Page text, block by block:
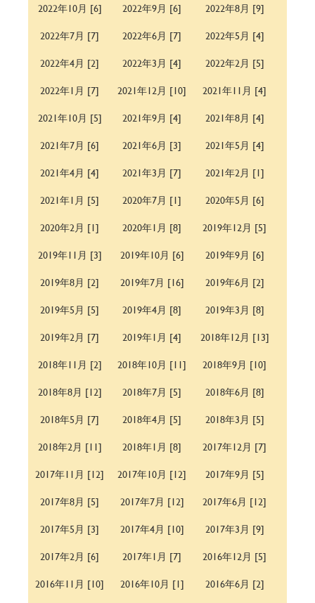
2022年10月 [6]
2022年9月 [6]
2022年8月 [9]
2022年7月 [7]
2022年6月 [7]
2022年5月 [4]
2022年4月 [2]
2022年3月 [4]
2022年2月 [5]
2022年1月 [7]
2021年12月 [10]
2021年11月 [4]
2021年10月 [5]
2021年9月 [4]
2021年8月 [4]
2021年7月 [6]
2021年6月 [3]
2021年5月 [4]
2021年4月 [4]
2021年3月 [7]
2021年2月 [1]
2021年1月 [5]
2020年7月 [1]
2020年5月 [6]
2020年2月 [1]
2020年1月 [8]
2019年12月 [5]
2019年11月 [3]
2019年10月 [6]
2019年9月 [6]
2019年8月 [2]
2019年7月 [16]
2019年6月 [2]
2019年5月 [5]
2019年4月 [8]
2019年3月 [8]
2019年2月 [7]
2019年1月 [4]
2018年12月 [13]
2018年11月 [2]
2018年10月 [11]
2018年9月 [10]
2018年8月 [12]
2018年7月 [5]
2018年6月 [8]
2018年5月 [7]
2018年4月 [5]
2018年3月 [5]
2018年2月 [11]
2018年1月 [8]
2017年12月 [7]
2017年11月 [12]
2017年10月 [12]
2017年9月 [5]
2017年8月 [5]
2017年7月 [12]
2017年6月 [12]
2017年5月 [3]
2017年4月 [10]
2017年3月 [9]
2017年2月 [6]
2017年1月 [7]
2016年12月 [5]
2016年11月 [10]
2016年10月 [1]
2016年6月 [2]